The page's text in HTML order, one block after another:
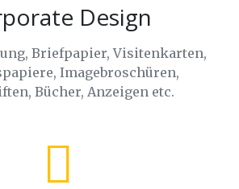
Design
Briefpapier, Visitenkarten,
Imagebroschüren,
Bücher, Anzeigen etc.